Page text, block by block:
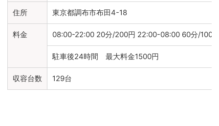
住所 東京都調布市布田4-18
料金 08:00-22:00 20分/200円 22:00-08:00 60分/100
駐車後24時間 最大料金1500円
収容台数 129台